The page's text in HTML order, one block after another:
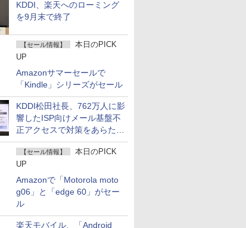
KDDI、楽天へのローミング
を9月末で終了
【セール情報】
本日のPICK
UP
Amazonサマーセールで
「Kindle」シリーズがセール
KDDI松田社長、762万人に影
響したISP向けメール基盤不
正アクセスで対策をあらため
て説明
【セール情報】
本日のPICK
UP
Amazonで「Motorola moto
g06」と「edge 60」がセー
ル
楽天モバイル、「Android